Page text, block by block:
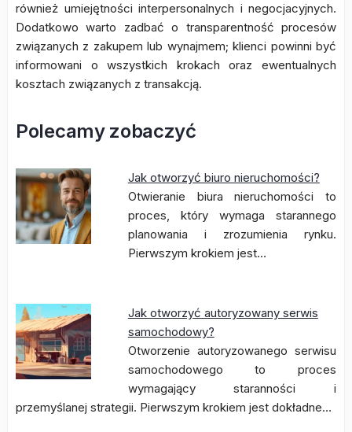
również umiejętności interpersonalnych i negocjacyjnych.
Dodatkowo warto zadbać o transparentność procesów
związanych z zakupem lub wynajmem; klienci powinni być
informowani o wszystkich krokach oraz ewentualnych
kosztach związanych z transakcją.
Polecamy zobaczyć
Jak otworzyć biuro nieruchomości?
Otwieranie biura nieruchomości to
proces, który wymaga starannego
planowania i zrozumienia rynku.
Pierwszym krokiem jest…
Jak otworzyć autoryzowany serwis
samochodowy?
Otworzenie autoryzowanego serwisu
samochodowego to proces
wymagający staranności i
przemyślanej strategii. Pierwszym krokiem jest dokładne…